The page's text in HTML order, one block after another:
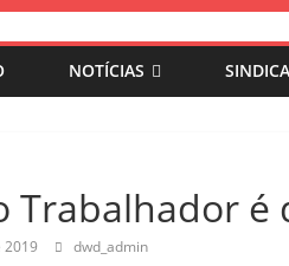
NOTÍCIAS
Trabalhador é
2019 dwd_admin